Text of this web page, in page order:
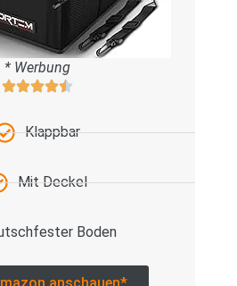
* Werbung
Klappbar
Mit Deckel
Boden